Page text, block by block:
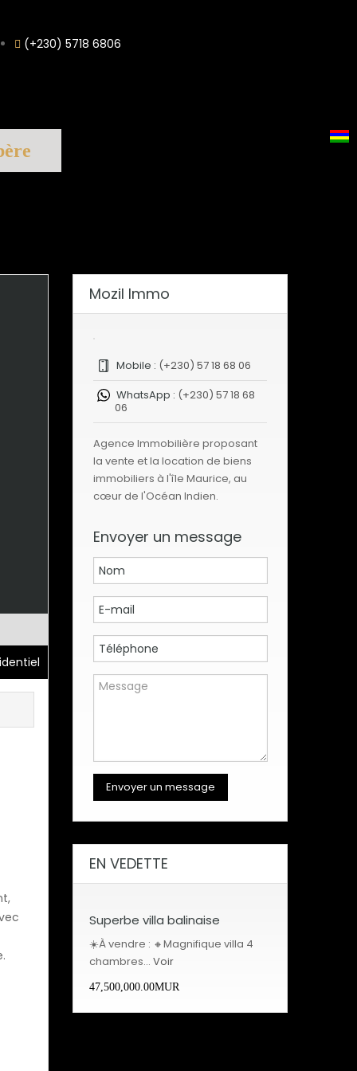
(+230) 5718 6806
Mozil Immo
Mobile : (+230) 57 18 68 06
WhatsApp : (+230) 57 18 68
06
Agence Immobilière proposant
la vente et la location de biens
immobiliers à l'île Maurice, au
cœur de l'Océan Indien.
Envoyer un message
EN VEDETTE
Superbe villa balinaise
☀️À vendre : 🔸Magnifique villa 4
chambres… Voir
47,500,000.00MUR